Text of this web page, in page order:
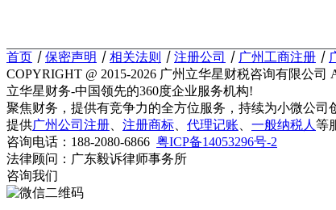
首页 丨 保密声明 丨 相关法则 丨 注册公司 丨 广州工商注册 丨
COPYRIGHT @ 2015-2026 广州立华星财税咨询有限公司
立华星财务-中国领先的360度企业服务机构!
聚焦财务，提供有竞争力的全方位服务，持续为小微公司
提供广州公司注册 注册商标 代理记账 一般纳税人 等
咨询电话：188-2080-6866 粤ICP备14053296号-2
法律顾问：广东毅诉律师事务所
咨询我们